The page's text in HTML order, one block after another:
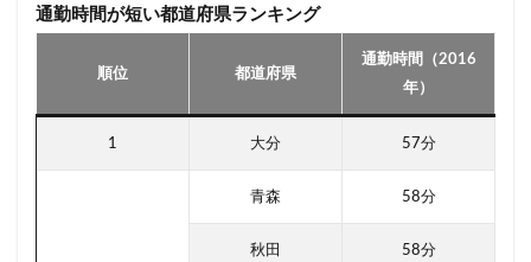
通勤時間が短い都道府県ランキング
順位 都道府県
通勤時間（2016
年）
1 大分 57分
青森 58分
秋田 58分